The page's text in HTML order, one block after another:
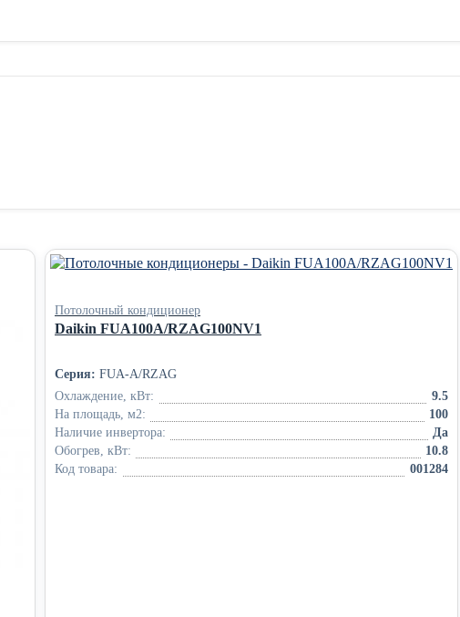
Потолочный кондиционер
Daikin FUA100A/RZAG100NV1
Серия: FUA-A/RZAG
Охлаждение, кВт:
9.5
На площадь, м2:
100
Наличие инвертора:
Да
Обогрев, кВт:
10.8
Код товара:
001284